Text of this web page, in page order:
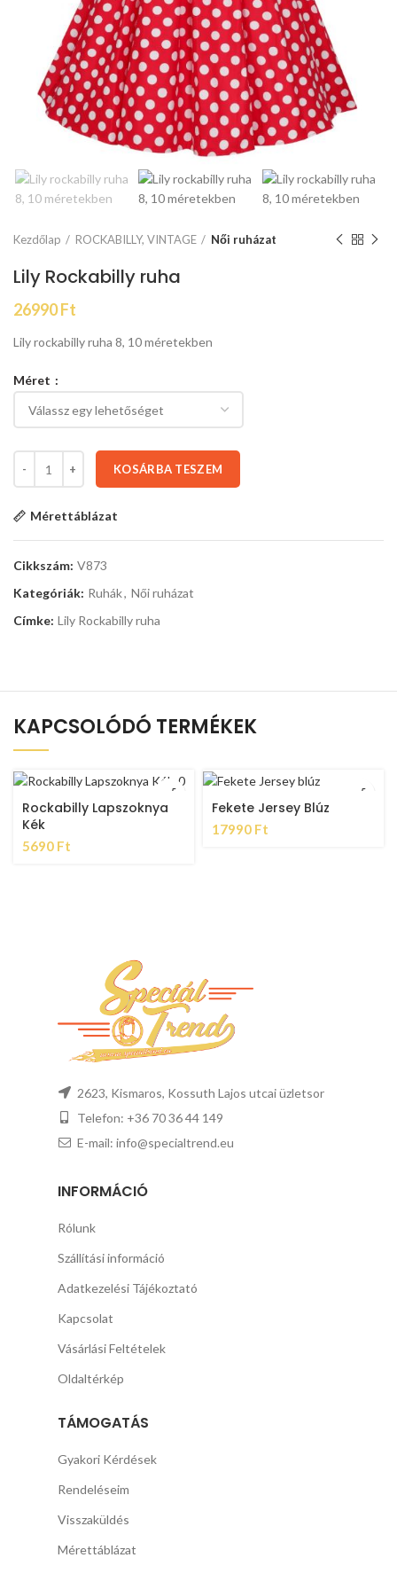
Kezdőlap ROCKABILLY, VINTAGE Női ruházat
Lily Rockabilly ruha
26990Ft
Lily rockabilly ruha 8, 10 méretekben
Méret
KOSÁRBA TESZEM
Mérettáblázat
Cikkszám: V873
Kategóriák: Ruhák, Női ruházat
Címke: Lily Rockabilly ruha
KAPCSOLÓDÓ TERMÉKEK
Rockabilly Lapszoknya
Kék
5690 Ft
Fekete Jersey Blúz
17990 Ft
2623, Kismaros, Kossuth Lajos utcai üzletsor
Telefon: +36 70 36 44 149
E-mail: info@specialtrend.eu
INFORMÁCIÓ
Rólunk
Szállítási információ
Adatkezelési Tájékoztató
Kapcsolat
Vásárlási Feltételek
Oldaltérkép
TÁMOGATÁS
Gyakori Kérdések
Rendeléseim
Visszaküldés
Mérettáblázat